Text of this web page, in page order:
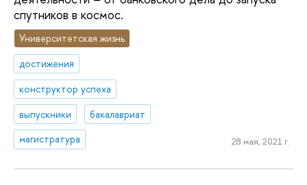
спутников в космос.
Университетская жизнь
достижения
конструктор успеха
выпускники
бакалавриат
магистратура
28 мая, 2021 г.